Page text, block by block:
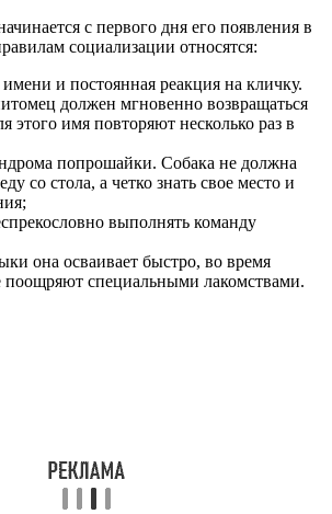
с первого дня его появления в
социализации относятся:
имени и постоянная реакция на кличку.
должен мгновенно возвращаться
этого имя повторяют несколько раз в
попрошайки. Собака не должна
со стола, а четко знать свое место и
выполнять команду
она осваивает быстро, во время
поощряют специальными лакомствами.